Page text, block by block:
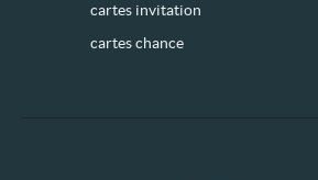
cartes invitation
cartes chance